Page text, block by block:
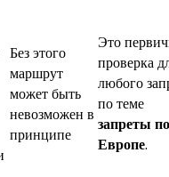
Без этого
маршрут
может быть
невозможен в
принципе
Это
проверка
любого
по теме
запреты по
Европе.